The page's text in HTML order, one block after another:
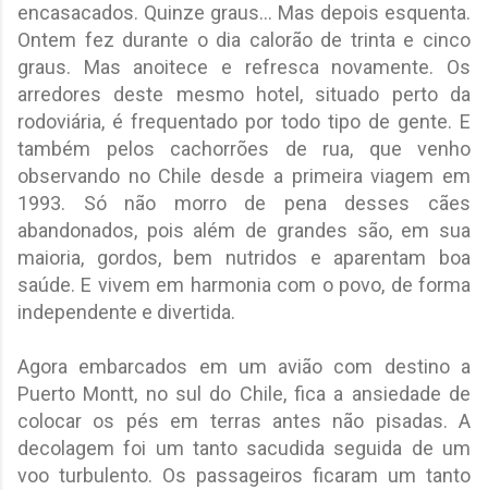
encasacados. Quinze graus... Mas depois esquenta.
Ontem fez durante o dia calorão de trinta e cinco
graus. Mas anoitece e refresca novamente. Os
arredores deste mesmo hotel, situado perto da
rodoviária, é frequentado por todo tipo de gente. E
também pelos cachorrões de rua, que venho
observando no Chile desde a primeira viagem em
1993. Só não morro de pena desses cães
abandonados, pois além de grandes são, em sua
maioria, gordos, bem nutridos e aparentam boa
saúde. E vivem em harmonia com o povo, de forma
independente e divertida.
Agora embarcados em um avião com destino a
Puerto Montt, no sul do Chile, fica a ansiedade de
colocar os pés em terras antes não pisadas. A
decolagem foi um tanto sacudida seguida de um
voo turbulento. Os passageiros ficaram um tanto